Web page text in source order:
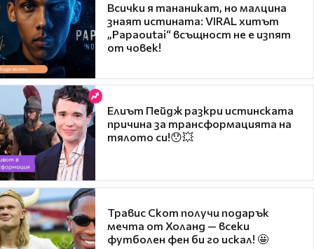
Всички я тананикат, но малцина
знаят истината: VIRAL хитът
„Papaoutai“ всъщност не е изпят
от човек!
Елиът Пейдж разкри истинската
причина за трансформацията на
тялото си!😯💥
Травис Скот получи подарък
мечта от Холанд — всеки
футболен фен би го искал! 🤩